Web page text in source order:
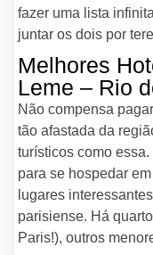
fazer uma lista
juntar os dois por
Melhores
Leme – Rio
Não compensa
tão afastada da
turísticos como
para se hospedar
lugares
parisiense. Há
Paris!), outros